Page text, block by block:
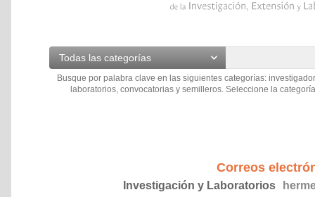
Todas las categorías
Busque por palabra clave en las siguientes categorías:
laboratorios, convocatorias y semilleros. Seleccione la
Correos
Investigación y Laboratorios